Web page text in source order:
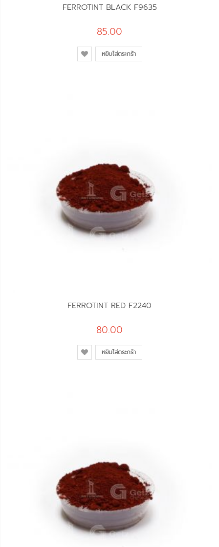
FERROTINT BLACK F9635
85.00
หยิบใส่ตระกร้า
FERROTINT RED F2240
80.00
หยิบใส่ตระกร้า